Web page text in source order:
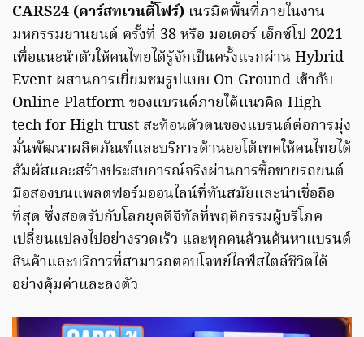
CARS24 (คาร์สทเวนตี้โฟร์) เนรมิตพื้นที่ภายในงาน
มหกรรมยานยนต์ ครั้งที่ 38 หรือ มอเตอร์ เอ็กซ์โป 2021
เพื่อแนะนำตัวให้คนไทยได้รู้จักเป็นครั้งแรกผ่าน Hybrid
Event ผสานการเยี่ยมชมรูปแบบ On Ground เข้ากับ
Online Platform ของแบรนด์ภายใต้แนวคิด High
tech for High trust สะท้อนตัวตนของแบรนด์ต่อการมุ่ง
มั่นพัฒนาผลิตภัณฑ์และบริการด้านออโต้เทคให้คนไทยได้
สัมผัสและสร้างประสบการณ์จริงผ่านการซื้อขายรถยนต์
มือสองบนแพลตฟอร์มออนไลน์ที่ทันสมัยและน่าเชื่อถือ
ที่สุด ซึ่งสอดรับกับโลกยุคดิจิทัลที่พฤติกรรมผู้บริโภค
เปลี่ยนแปลงไปอย่างรวดเร็ว และทุกคนล้วนค้นหาแบรนด์
สินค้าและบริการที่สามารถตอบโจทย์ไลฟ์สไตล์ชีวิตได้
อย่างคุ้มค่าและลงตัว